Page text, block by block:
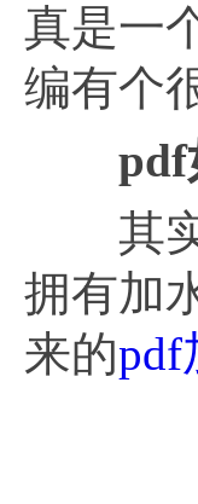
真是一
编有个
pdf
其实
拥有加
来的pdf